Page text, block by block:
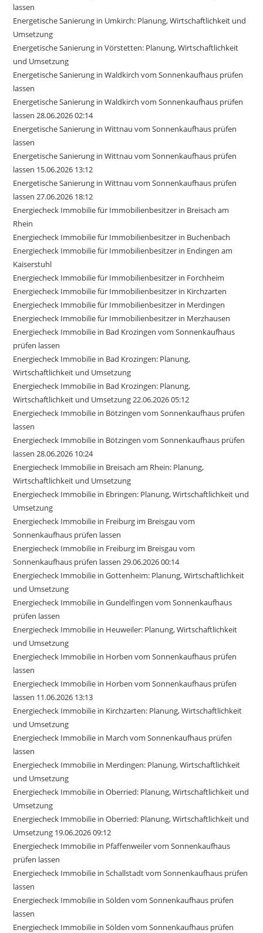
lassen
Energetische Sanierung in Umkirch: Planung, Wirtschaftlichkeit und
Umsetzung
Energetische Sanierung in Vörstetten: Planung, Wirtschaftlichkeit
und Umsetzung
Energetische Sanierung in Waldkirch vom Sonnenkaufhaus prüfen
lassen
Energetische Sanierung in Waldkirch vom Sonnenkaufhaus prüfen
lassen 28.06.2026 02:14
Energetische Sanierung in Wittnau vom Sonnenkaufhaus prüfen
lassen
Energetische Sanierung in Wittnau vom Sonnenkaufhaus prüfen
lassen 15.06.2026 13:12
Energetische Sanierung in Wittnau vom Sonnenkaufhaus prüfen
lassen 27.06.2026 18:12
Energiecheck Immobilie für Immobilienbesitzer in Breisach am
Rhein
Energiecheck Immobilie für Immobilienbesitzer in Buchenbach
Energiecheck Immobilie für Immobilienbesitzer in Endingen am
Kaiserstuhl
Energiecheck Immobilie für Immobilienbesitzer in Forchheim
Energiecheck Immobilie für Immobilienbesitzer in Kirchzarten
Energiecheck Immobilie für Immobilienbesitzer in Merdingen
Energiecheck Immobilie für Immobilienbesitzer in Merzhausen
Energiecheck Immobilie in Bad Krozingen vom Sonnenkaufhaus
prüfen lassen
Energiecheck Immobilie in Bad Krozingen: Planung,
Wirtschaftlichkeit und Umsetzung
Energiecheck Immobilie in Bad Krozingen: Planung,
Wirtschaftlichkeit und Umsetzung 22.06.2026 05:12
Energiecheck Immobilie in Bötzingen vom Sonnenkaufhaus prüfen
lassen
Energiecheck Immobilie in Bötzingen vom Sonnenkaufhaus prüfen
lassen 28.06.2026 10:24
Energiecheck Immobilie in Breisach am Rhein: Planung,
Wirtschaftlichkeit und Umsetzung
Energiecheck Immobilie in Ebringen: Planung, Wirtschaftlichkeit und
Umsetzung
Energiecheck Immobilie in Freiburg im Breisgau vom
Sonnenkaufhaus prüfen lassen
Energiecheck Immobilie in Freiburg im Breisgau vom
Sonnenkaufhaus prüfen lassen 29.06.2026 00:14
Energiecheck Immobilie in Gottenheim: Planung, Wirtschaftlichkeit
und Umsetzung
Energiecheck Immobilie in Gundelfingen vom Sonnenkaufhaus
prüfen lassen
Energiecheck Immobilie in Heuweiler: Planung, Wirtschaftlichkeit
und Umsetzung
Energiecheck Immobilie in Horben vom Sonnenkaufhaus prüfen
lassen
Energiecheck Immobilie in Horben vom Sonnenkaufhaus prüfen
lassen 11.06.2026 13:13
Energiecheck Immobilie in Kirchzarten: Planung, Wirtschaftlichkeit
und Umsetzung
Energiecheck Immobilie in March vom Sonnenkaufhaus prüfen
lassen
Energiecheck Immobilie in Merdingen: Planung, Wirtschaftlichkeit
und Umsetzung
Energiecheck Immobilie in Oberried: Planung, Wirtschaftlichkeit und
Umsetzung
Energiecheck Immobilie in Oberried: Planung, Wirtschaftlichkeit und
Umsetzung 19.06.2026 09:12
Energiecheck Immobilie in Pfaffenweiler vom Sonnenkaufhaus
prüfen lassen
Energiecheck Immobilie in Schallstadt vom Sonnenkaufhaus prüfen
lassen
Energiecheck Immobilie in Sölden vom Sonnenkaufhaus prüfen
lassen
Energiecheck Immobilie in Sölden vom Sonnenkaufhaus prüfen